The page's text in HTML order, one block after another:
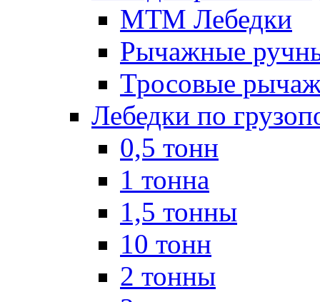
МТМ Лебедки
Рычажные
Тросовые
Лебедки по
0,5 тонн
1 тонна
1,5 тонны
10 тонн
2 тонны